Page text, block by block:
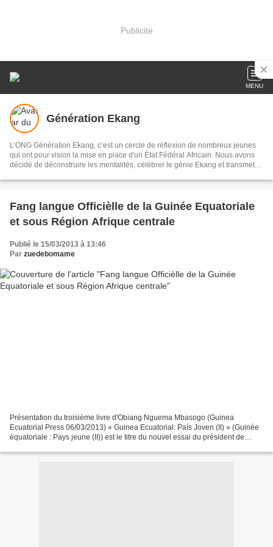
Publicité
MENU
Génération Ekang
L’ONG Génération Ekang, c’est un cercle de réflexion de nombreux jeunes
qui ont pour vision la mise en place d'un État Fédéral Africain. Nous avons
décidé de déconstruire les mentalités, célébrer le génie Ekang et transmettre
avenirs.
Fang langue Officièlle de la Guinée Equatoriale
et sous Région Afrique centrale
Publié le 15/03/2013 à 13:46
Par zuedebomame
Présentation du troisième livre d'Obiang Nguema Mbasogo (Guinea
Ecuatorial Press 06/03/2013) « Guinea Ecuatorial: País Joven (II) » (Guinée
équatoriale : Pays jeune (II)) est le titre du nouvel essai du président de